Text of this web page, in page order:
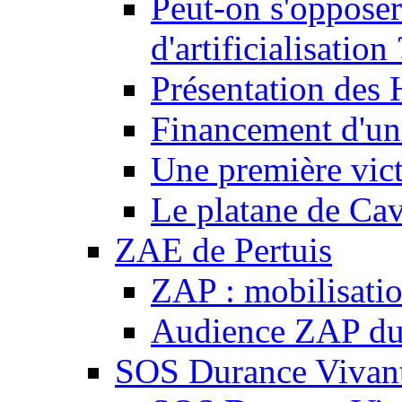
Peut-on
d'artificialisation
Présentation des
Financement
Une première
Le platane de
ZAE de Pertuis
ZAP :
Audience ZAP
SOS Durance